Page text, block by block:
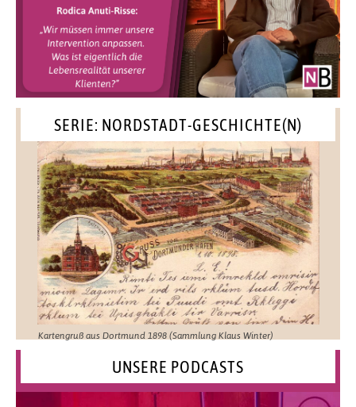
SERIE: NORDSTADT-GESCHICHTE(N)
Kartengruß aus Dortmund 1898 (Sammlung Klaus Winter)
UNSERE PODCASTS